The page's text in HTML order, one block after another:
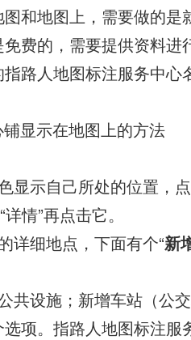
和地图上，需要做的是
费的，需要提供资料进
路人地图标注服务中心
显示在地图上的方法
显示自己所处的位置，
情”再点击它。
详细地点，下面有个“新
共设施；新增车站（公
项。指路人地图标注服